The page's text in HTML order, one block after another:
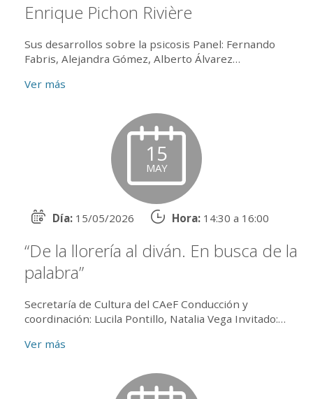
Enrique Pichon Rivière
Sus desarrollos sobre la psicosis Panel: Fernando
Fabris, Alejandra Gómez, Alberto Álvarez
Actividad p...
Ver más
15
MAY
Día: 15/05/2026 Hora: 14:30 a 16:00
“De la llorería al diván. En busca de la
palabra”
Secretaría de Cultura del CAeF Conducción y
coordinación: Lucila Pontillo, Natalia Vega Invitado:
Presencial:&...
Ver más